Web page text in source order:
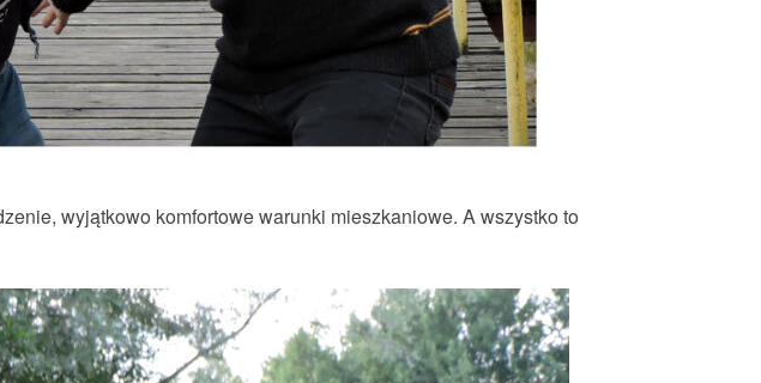
wyjątkowo komfortowe warunki mieszkaniowe. A wszystko to